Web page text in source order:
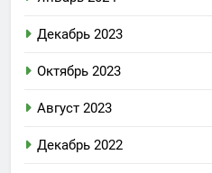
Декабрь 2023
Октябрь 2023
Август 2023
Декабрь 2022